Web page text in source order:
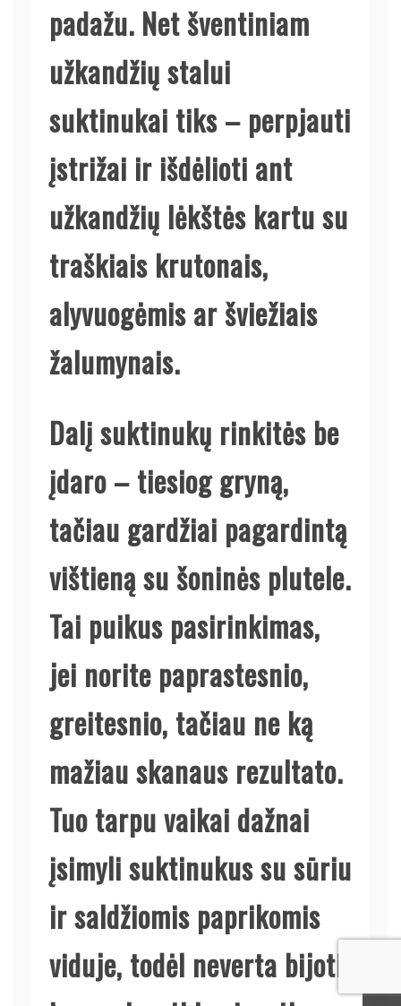
padažu. Net šventiniam
užkandžių stalui
suktinukai tiks – perpjauti
įstrižai ir išdėlioti ant
užkandžių lėkštės kartu su
traškiais krutonais,
alyvuogėmis ar šviežiais
žalumynais.
Dalį suktinukų rinkitės be
įdaro – tiesiog gryną,
tačiau gardžiai pagardintą
vištieną su šoninės plutele.
Tai puikus pasirinkimas,
jei norite paprastesnio,
greitesnio, tačiau ne ką
mažiau skanaus rezultato.
Tuo tarpu vaikai dažnai
įsimyli suktinukus su sūriu
ir saldžiomis paprikomis
viduje, todėl neverta bijoti